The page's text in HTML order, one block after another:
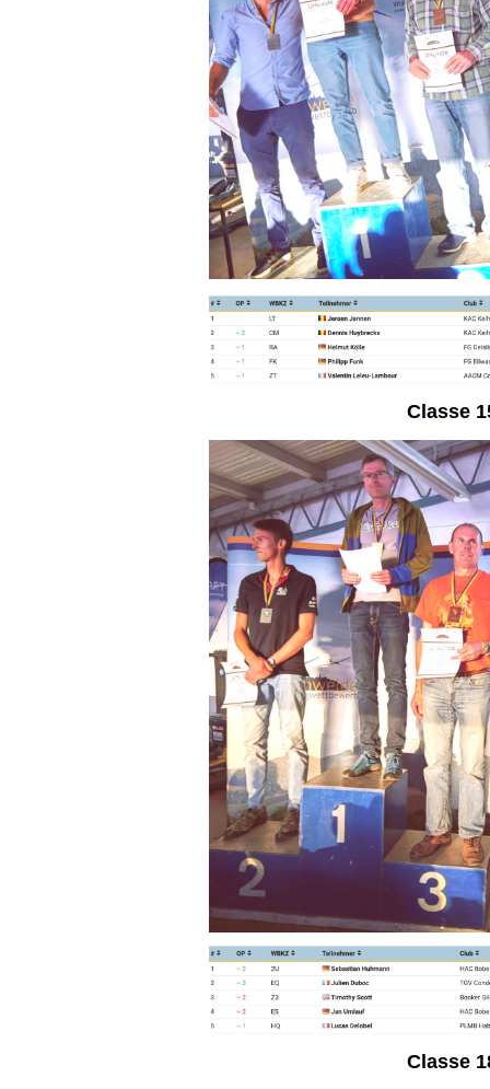
Classe
Classe